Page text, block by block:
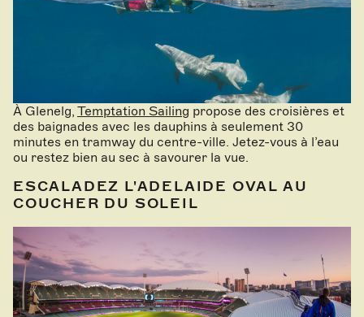
À Glenelg, Temptation Sailing propose des croisières et
des baignades avec les dauphins à seulement 30
minutes en tramway du centre-ville. Jetez-vous à l’eau
ou restez bien au sec à savourer la vue.
ESCALADEZ L'ADELAIDE OVAL AU
COUCHER DU SOLEIL